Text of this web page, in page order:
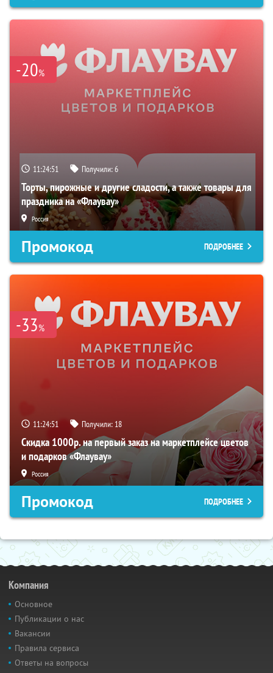
-20%
11:24:50 Получили:6
Торты, пирожные и другие сладости, а также товары для
праздника на «Флаувау»
Россия
Промокод ПОДРОБНЕЕ
-33%
11:24:50 Получили: 18
Скидка 1000р. на первый заказ на маркетплейсе цветов
и подарков «Флаувау»
Россия
Промокод ПОДРОБНЕЕ
Компания
Основное
Публикации о нас
Вакансии
Правила сервиса
Ответы на вопросы